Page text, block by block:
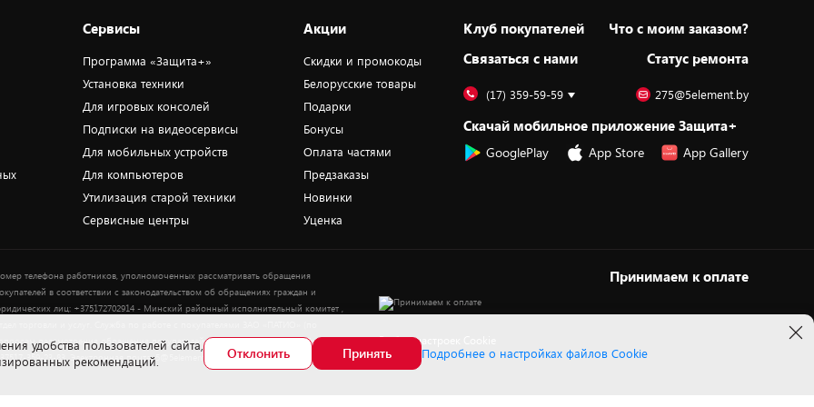
Сервисы
Программа «Защита+»
Установка техники
Для игровых консолей
Подписки на видеосервисы
Для мобильных устройств
Для компьютеров
Утилизация старой техники
Сервисные центры
Акции
Скидки и промокоды
Белорусские товары
Подарки
Бонусы
Оплата частями
Предзаказы
Новинки
Уценка
Клуб покупателей
Cвязаться с нами
Что с моим заказом?
Статус ремонта
(17) 359-59-59 275@5element.by
Скачай мобильное приложение Защита+
GooglePlay App Store App Gallery
телефона работников, уполномоченных рассматривать обращения
в соответствии с законодательством об обращениях граждан и
лиц: +375172702914 - Минский районный исполнительный комитет ,
рассмотрения обращения покупателей о нарушении их прав): Тел.:
359-23-83. Электронная почта: 5@5element.by
Принимаем к оплате
Выбор настроек Cookie
удобства пользователей сайта,
рекомендаций.
Отклонить Принять Подробнее о настройках файлов Cookie